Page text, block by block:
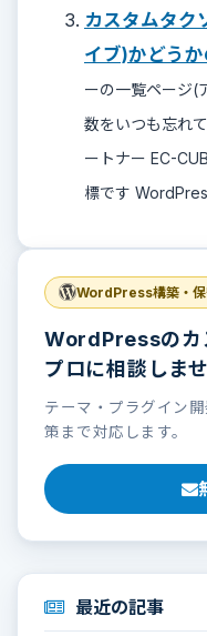
カスタムタク
イブ)かどう
ーの一覧ページ(
数をいつも忘れ
ートナー EC-
標です
WordPress構築・
WordPressのカ
プロに相談しま
テーマ・プラグイン
策まで対応します。
最近の記事